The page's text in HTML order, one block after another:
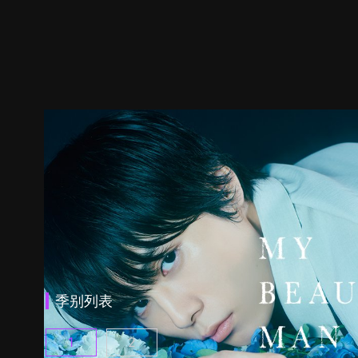
季别列表
美丽的他 第1季 第1集()
1 美丽的他 第2季 第1集()
2